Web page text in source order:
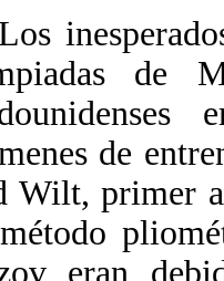
de
de
Wilt, primer
eran